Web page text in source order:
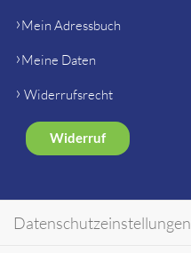
Mein Adressbuch
Meine Daten
Widerrufsrecht
Widerruf
SHOP
Datenschutzeinstellungen